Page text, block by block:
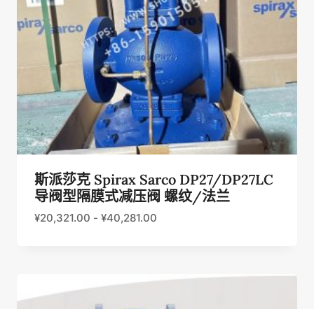
斯派莎克 Spirax Sarco DP27/DP27LC
导阀型隔膜式减压阀 螺纹/法兰
¥20,321.00 - ¥40,281.00